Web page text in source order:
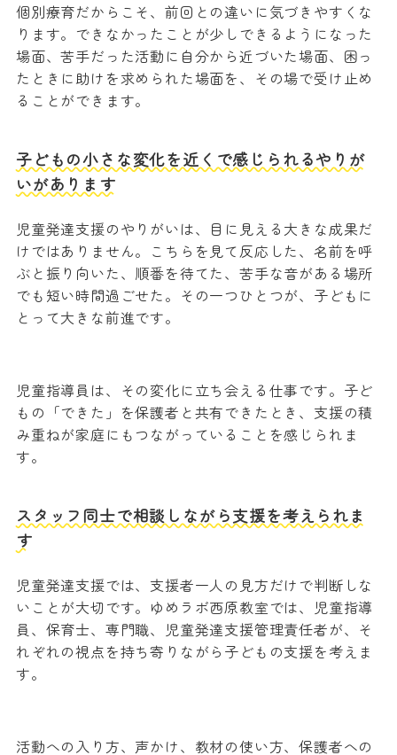
個別療育だからこそ、前回との違いに気づきやすくな
ります。できなかったことが少しできるようになった
場面、苦手だった活動に自分から近づいた場面、困っ
たときに助けを求められた場面を、その場で受け止め
ることができます。
子どもの小さな変化を近くで感じられるやりが
いがあります
児童発達支援のやりがいは、目に見える大きな成果だ
けではありません。こちらを見て反応した、名前を呼
ぶと振り向いた、順番を待てた、苦手な音がある場所
でも短い時間過ごせた。その一つひとつが、子どもに
とって大きな前進です。
児童指導員は、その変化に立ち会える仕事です。子ど
もの「できた」を保護者と共有できたとき、支援の積
み重ねが家庭にもつながっていることを感じられま
す。
スタッフ同士で相談しながら支援を考えられま
す
児童発達支援では、支援者一人の見方だけで判断しな
いことが大切です。ゆめラボ西原教室では、児童指導
員、保育士、専門職、児童発達支援管理責任者が、そ
れぞれの視点を持ち寄りながら子どもの支援を考えま
す。
活動への入り方、声かけ、教材の使い方、保護者への